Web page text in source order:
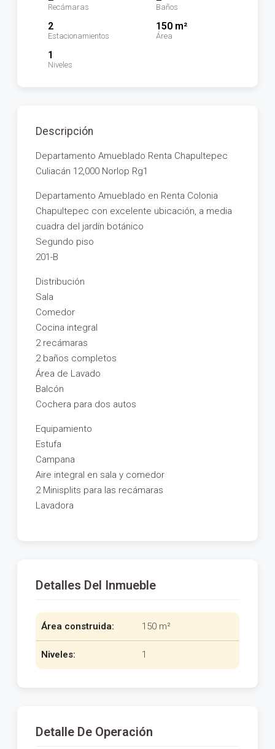
Recámaras Baños
2
Estacionamientos
150 m²
Área
1
Niveles
Descripción
Departamento Amueblado Renta Chapultepec
Culiacán 12,000 Norlop Rg1
Departamento Amueblado en Renta Colonia
Chapultepec con excelente ubicación, a media
cuadra del jardín botánico
Segundo piso
201-B
Distribución
Sala
Comedor
Cocina integral
2 recámaras
2 baños completos
Área de Lavado
Balcón
Cochera para dos autos
Equipamiento
Estufa
Campana
Aire integral en sala y comedor
2 Minisplits para las recámaras
Lavadora
Detalles Del Inmueble
Área construida: 150 m²
Niveles: 1
Detalle De Operación